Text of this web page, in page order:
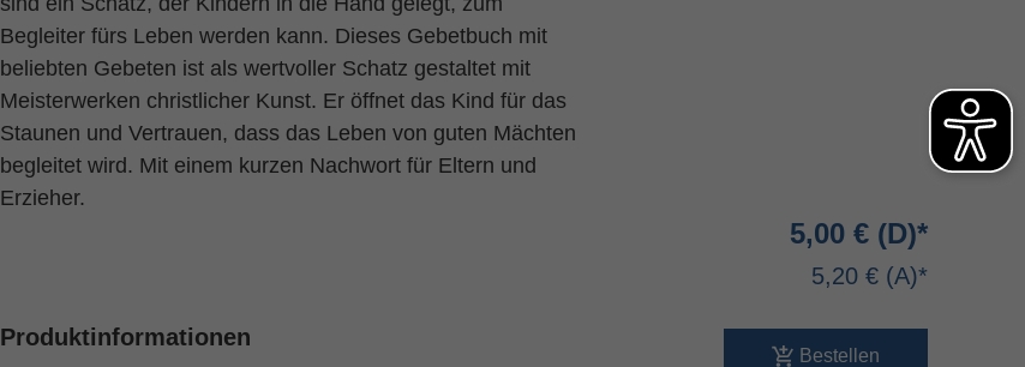
Begleiter fürs Leben werden kann. Dieses Gebetbuch mit
beliebten Gebeten ist als wertvoller Schatz gestaltet mit
Meisterwerken christlicher Kunst. Er öffnet das Kind für das
Staunen und Vertrauen, dass das Leben von guten Mächten
begleitet wird. Mit einem kurzen Nachwort für Eltern und
Erzieher.
5,00 €
5,20 €
Bestellen
Produktinformationen